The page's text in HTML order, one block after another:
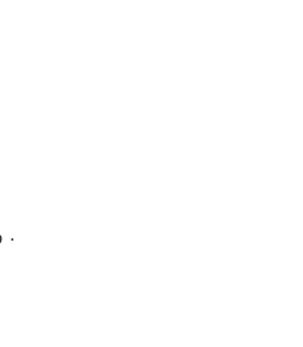
ونقدر قلق عميل مركز صيانة هوفر شبين الكوم ونثمن وقته. لذلك عادة هناك بعض المحافظات لايوجد بها فروع لنا اوالفرع تحت الانشاء .